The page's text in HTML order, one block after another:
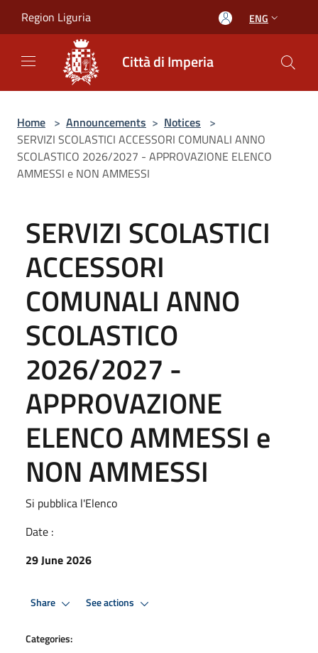
Region Liguria ENG
Città di Imperia
Home > Announcements > Notices >
SERVIZI SCOLASTICI ACCESSORI COMUNALI ANNO
SCOLASTICO 2026/2027 - APPROVAZIONE ELENCO
AMMESSI e NON AMMESSI
SERVIZI SCOLASTICI
ACCESSORI
COMUNALI ANNO
SCOLASTICO
2026/2027 -
APPROVAZIONE
ELENCO AMMESSI e
NON AMMESSI
Si pubblica l'Elenco
Date :
29 June 2026
Share See actions
Categories: